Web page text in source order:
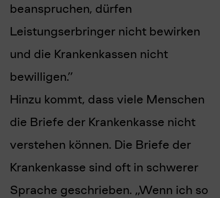
beanspruchen, dürfen
Leistungserbringer nicht bewirken
und die Krankenkassen nicht
bewilligen.”
Hinzu kommt, dass viele Menschen
die Briefe der Krankenkasse nicht
verstehen können. Die Briefe der
Krankenkasse sind oft in schwerer
Sprache geschrieben. „Wenn ich so